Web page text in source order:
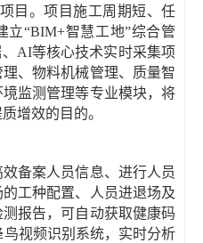
目。项目施工周期短、任
立“BIM+智慧工地”综合管
AI等核心技术实时采集项
、物料机械管理、质量智
监测管理等专业模块，将
增效的目的。
备案人员信息、进行人员
的工种配置、人员进退场及
报告，可自动获取健康码
视频识别系统，实时分析